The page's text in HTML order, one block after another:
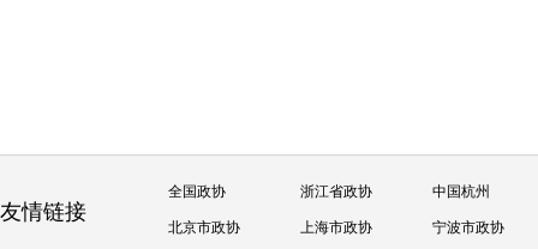
友情链接
全国政协 浙江省政协 中国杭州
北京市政协 上海市政协 宁波市政协